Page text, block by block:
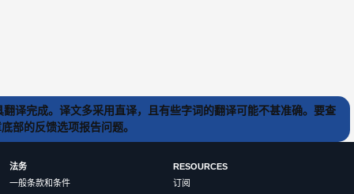
译完成。译文多采用直译，且有些字词的翻译可能不甚准确。要查
部的反馈选项报告问题。
法务
一般条款和条件
RESOURCES
订阅